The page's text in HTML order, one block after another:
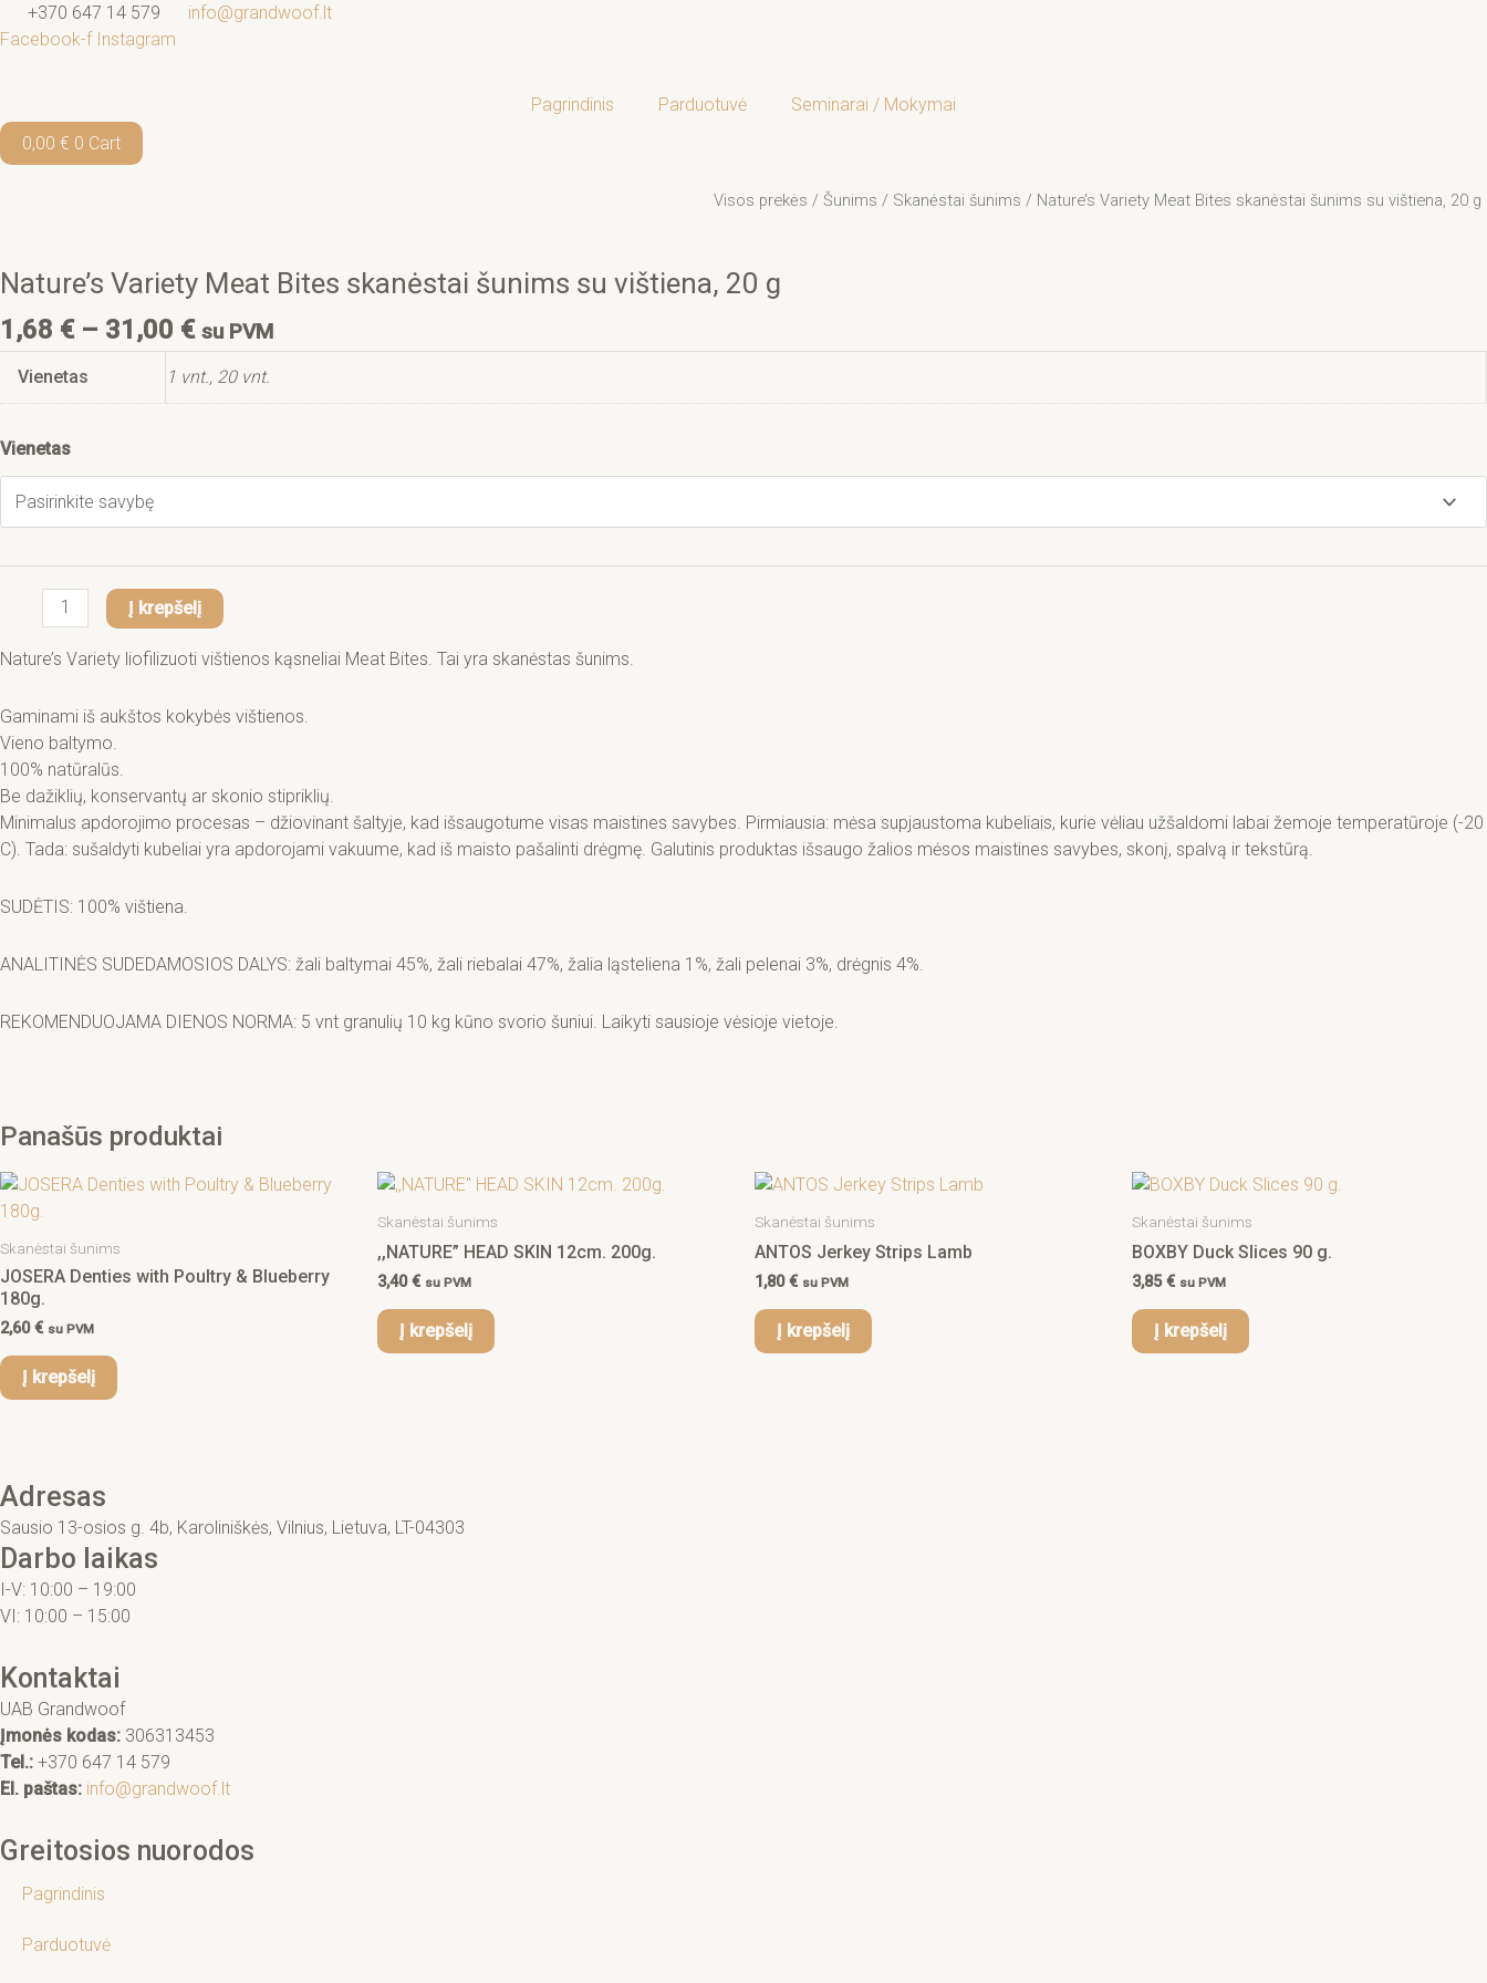
Pereiti
prie
+370 647 14 579
info@grandwoof.lt
Facebook-f Instagram
Pagrindinis Parduotuvė
Seminarai / Mokymai
0,00 € 0 Cart
Visos prekės /Šunims / Skanėstai šunims / Nature’s Variety Meat Bites skanėstai šunims su vištiena, 20 g
Nature’s Variety Meat Bites skanėstai šunims su vištiena, 20 g
1,68 € – 31,00 €
through
su PVM
Vienetas 1 vnt., 20 vnt.
Vienetas
Variety
Bites
skanėstai
šunims
su
vištiena,
Į krepšelį
Nature’s Variety liofilizuoti vištienos kąsneliai Meat Bites. Tai yra skanėstas šunims.
Gaminami iš aukštos kokybės vištienos.
Vieno baltymo.
100% natūralūs.
Be dažiklių, konservantų ar skonio stipriklių.
Minimalus apdorojimo procesas – džiovinant šaltyje, kad išsaugotume visas maistines savybes. Pirmiausia: mėsa supjaustoma kubeliais, kurie vėliau užšaldomi labai žemoje temperatūroje (-20
C). Tada: sušaldyti kubeliai yra apdorojami vakuume, kad iš maisto pašalinti drėgmę. Galutinis produktas išsaugo žalios mėsos maistines savybes, skonį, spalvą ir tekstūrą.
SUDĖTIS: 100% vištiena.
ANALITINĖS SUDEDAMOSIOS DALYS: žali baltymai 45%, žali riebalai 47%, žalia ląsteliena 1%, žali pelenai 3%, drėgnis 4%.
REKOMENDUOJAMA DIENOS NORMA: 5 vnt granulių 10 kg kūno svorio šuniui. Laikyti sausioje vėsioje vietoje.
Panašūs produktai
Skanėstai šunims
JOSERA Denties with Poultry & Blueberry
180g.
2,60€ su PVM
Į krepšelį
Skanėstai šunims
,,NATURE” HEAD SKIN 12cm. 200g.
3,40€ su PVM
Į krepšelį
Skanėstai šunims
ANTOS Jerkey Strips Lamb
1,80€ su PVM
Į krepšelį
Skanėstai šunims
BOXBY Duck Slices 90 g.
3,85€ su PVM
Į krepšelį
Adresas
Sausio 13-osios g. 4b, Karoliniškės, Vilnius, Lietuva, LT-04303
Darbo laikas
I-V: 10:00 – 19:00
VI: 10:00 – 15:00
Kontaktai
UAB Grandwoof
Įmonės kodas: 306313453
Tel.: +370 647 14 579
El. paštas: info@grandwoof.lt
Greitosios nuorodos
Pagrindinis
Parduotuvė